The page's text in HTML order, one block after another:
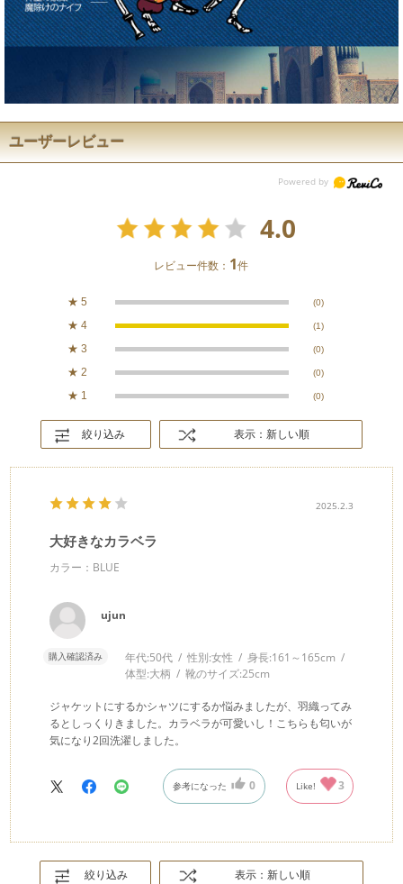
ユーザーレビュー
4.0
レビュー件数： 1件
★ 5 (0)
★ 4 (1)
★ 3 (0)
★ 2 (0)
★ 1 (0)
絞り込み 表示：新しい順
2025.2.3
大好きなカラベラ
カラー：BLUE
ujun
購入確認済み 年代:50代 性別:女性 身長:161～165cm
体型:大柄 靴のサイズ:25cm
ジャケットにするかシャツにするか悩みましたが、羽織ってみ
るとしっくりきました。カラベラが可愛いし！こちらも匂いが
気になり2回洗濯しました。
参考になった 0 Like! 3
絞り込み 表示：新しい順